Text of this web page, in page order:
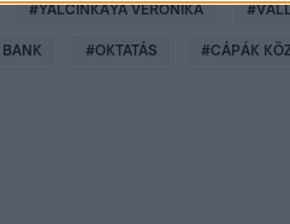
#YALCINKAYA VERONIKA #
BANK #OKTATÁS #CÁPÁK